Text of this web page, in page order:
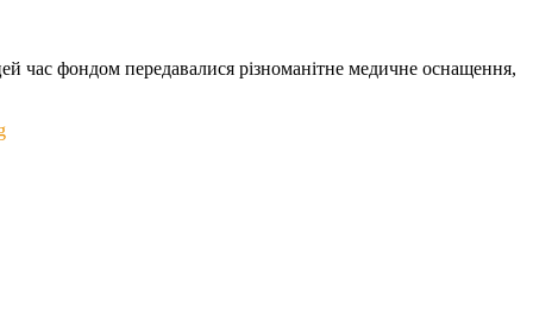
час фондом передавалися різноманітне медичне оснащення,